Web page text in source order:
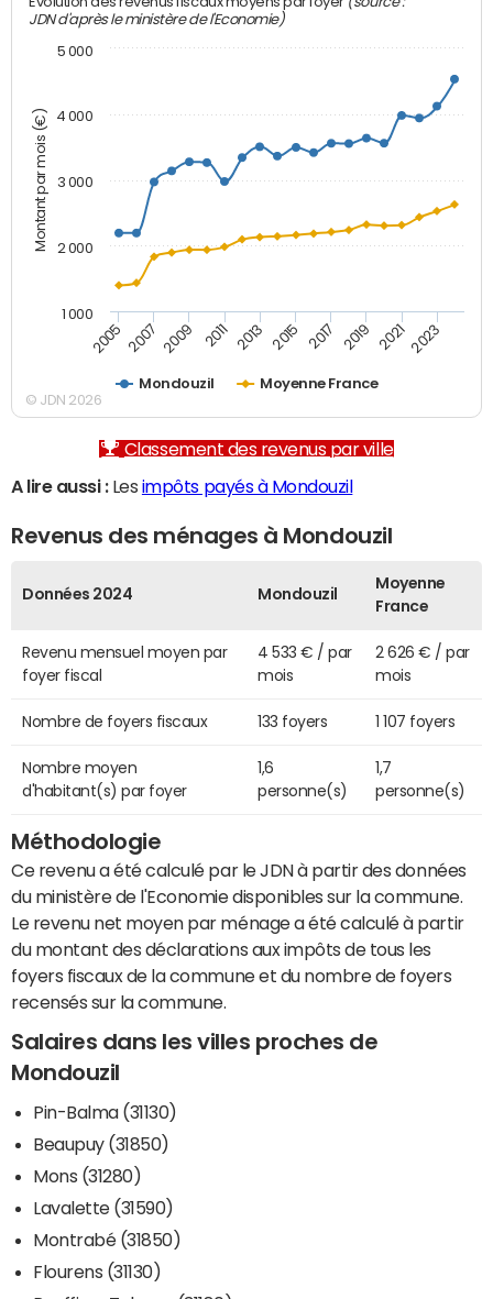
Montant par mois (€)
JDN d'après le ministère de l'Economie)
Mondouzil Moyenne France
2005 2007 2009 2011 2013 2015 2017 2019 2021 2023
1 000
2 000
3 000
4 000
5 000
© JDN 2026
Classement des revenus par ville
A lire aussi :Les impôts payés à Mondouzil
Revenus des ménages à Mondouzil
Données 2024 Mondouzil
Moyenne
France
Revenu mensuel moyen par
foyer fiscal
4 533 € / par
mois
2 626 € / par
mois
Nombre de foyers fiscaux 133 foyers 1 107 foyers
Nombre moyen
d'habitant(s) par foyer
1,6
personne(s)
1,7
personne(s)
Méthodologie
Ce revenu a été calculé par le JDN à partir des données
du ministère de l'Economie disponibles sur la commune.
Le revenu net moyen par ménage a été calculé à partir
du montant des déclarations aux impôts de tous les
foyers fiscaux de la commune et du nombre de foyers
recensés sur la commune.
Salaires dans les villes proches de
Mondouzil
Pin-Balma (31130)
Beaupuy (31850)
Mons (31280)
Lavalette (31590)
Montrabé (31850)
Flourens (31130)